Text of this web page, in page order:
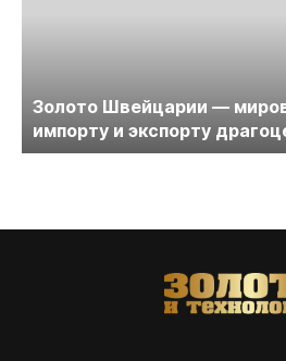
Золото Швейцарии —
импорту и экспорту